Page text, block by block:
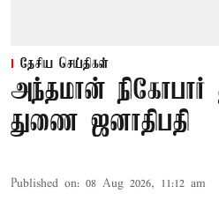
தேசிய செய்திகள்
அந்தமான் நிகோபார்
துணை ஜனாதிபதி
Published on: 08 Aug 2026, 11:12 am